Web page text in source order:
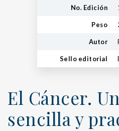
No. Edición
Peso
Autor
Sello editorial
El Cáncer.
sencilla y